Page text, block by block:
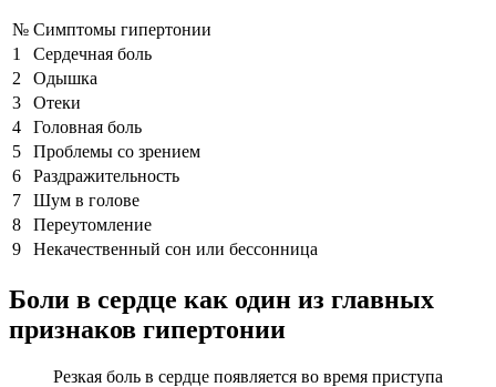
№ Симптомы гипертонии
1
Сердечная боль
2
Одышка
3
Отеки
4
Головная боль
5
Проблемы со зрением
6
Раздражительность
7
Шум в голове
8
Переутомление
9
Некачественный сон или бессонница
Боли в сердце как один из главных
признаков гипертонии
Резкая боль в сердце появляется во время приступа